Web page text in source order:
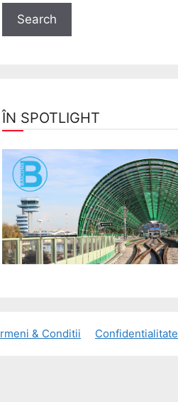
ÎN SPOTLIGHT
& Conditii Confidentialitate